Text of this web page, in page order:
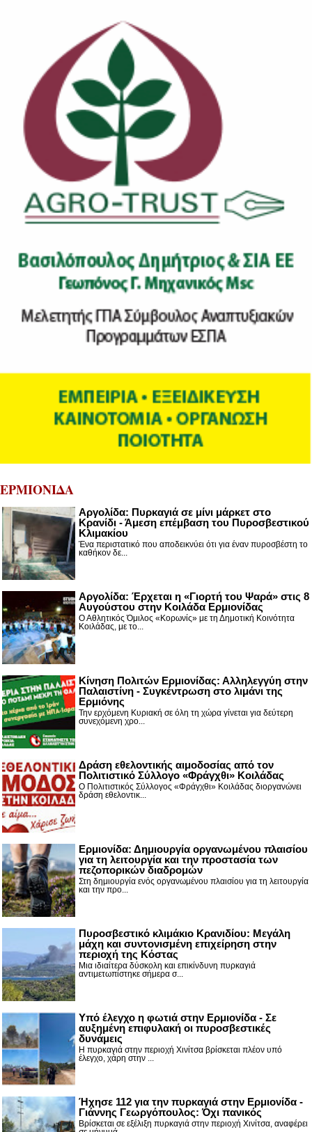
ΕΡΜΙΟΝΙΔΑ
Αργολίδα: Πυρκαγιά σε μίνι μάρκετ στο
Κρανίδι - Άμεση επέμβαση του Πυροσβεστικού
Κλιμακίου
Ένα περιστατικό που αποδεικνύει ότι για έναν πυροσβέστη το
καθήκον δε...
Αργολίδα: Έρχεται η «Γιορτή του Ψαρά» στις 8
Αυγούστου στην Κοιλάδα Ερμιονίδας
Ο Αθλητικός Όμιλος «Κορωνίς» με τη Δημοτική Κοινότητα
Κοιλάδας, με το...
Κίνηση Πολιτών Ερμιονίδας: Αλληλεγγύη στην
Παλαιστίνη - Συγκέντρωση στο λιμάνι της
Ερμιόνης
Την ερχόμενη Κυριακή σε όλη τη χώρα γίνεται για δεύτερη
συνεχόμενη χρο...
Δράση εθελοντικής αιμοδοσίας από τον
Πολιτιστικό Σύλλογο «Φράγχθι» Κοιλάδας
Ο Πολιτιστικός Σύλλογος «Φράγχθι» Κοιλάδας διοργανώνει
δράση εθελοντικ...
Ερμιονίδα: Δημιουργία οργανωμένου πλαισίου
για τη λειτουργία και την προστασία των
πεζοπορικών διαδρομών
Στη δημιουργία ενός οργανωμένου πλαισίου για τη λειτουργία
και την προ...
Πυροσβεστικό κλιμάκιο Κρανιδίου: Μεγάλη
μάχη και συντονισμένη επιχείρηση στην
περιοχή της Κόστας
Μια ιδιαίτερα δύσκολη και επικίνδυνη πυρκαγιά
αντιμετωπίστηκε σήμερα σ...
Υπό έλεγχο η φωτιά στην Ερμιονίδα - Σε
αυξημένη επιφυλακή οι πυροσβεστικές
δυνάμεις
Η πυρκαγιά στην περιοχή Χινίτσα βρίσκεται πλέον υπό
έλεγχο, χάρη στην ...
Ήχησε 112 για την πυρκαγιά στην Ερμιονίδα -
Γιάννης Γεωργόπουλος: Όχι πανικός
Βρίσκεται σε εξέλιξη πυρκαγιά στην περιοχή Χινίτσα, αναφέρει